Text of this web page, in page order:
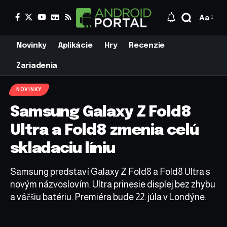
Aa
Novinky Aplikácie Hry Recenzie
Zariadenia
NOVINKY
Samsung Galaxy Z Fold8
Ultra a Fold8 zmenia celú
skladaciu líniu
Samsung predstaví Galaxy Z Fold8 a Fold8 Ultra s
novým názvoslovím. Ultra prinesie displej bez zhybu
a väčšiu batériu. Premiéra bude 22. júla v Londýne.